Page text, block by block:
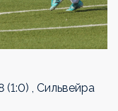
, Сильвейра